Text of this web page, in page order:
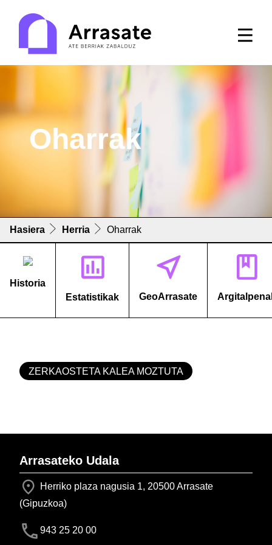
Oharrak
Hasiera Herria Oharrak
Historia
Estatistikak
GeoArrasate
ZERKAOSTETA KALEA MOZTUTA
Arrasateko Udala
Herriko plaza nagusia 1, 20500 Arrasate
(Gipuzkoa)
943 25 20 00